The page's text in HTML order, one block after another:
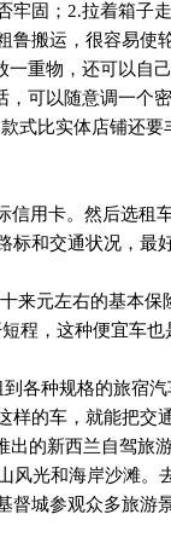
牢固； 2.拉着箱子
搬运，很容易使
重物，还可以自
可以随意调一个密
式比实体店铺还
信用卡。然后选租
标和交通状况，最
来元左右的基本保
程，这种便宜车
各种规格的旅宿
的车，就能把交
的新西兰自驾旅
风光和海岸沙滩
城参观众多旅游